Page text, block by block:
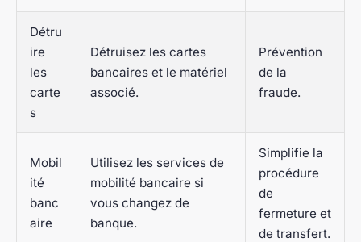
Détru
ire
les
carte
s
Détruisez les cartes
bancaires et le matériel
associé.
Prévention
de la
fraude.
Mobil
ité
banc
aire
Utilisez les services de
mobilité bancaire si
vous changez de
banque.
Simplifie la
procédure
de
fermeture et
de transfert.